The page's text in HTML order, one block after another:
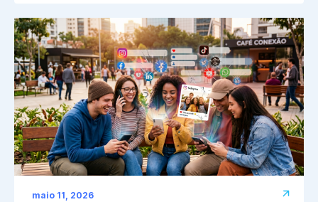
maio 11, 2026